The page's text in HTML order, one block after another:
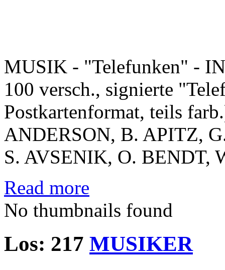
MUSIK - "Telefunken" -
100 versch., signierte
Postkartenformat, teils
ANDERSON, B. APITZ,
S. AVSENIK, O. BENDT,
Read more
No thumbnails found
Los: 217 MUSIKER